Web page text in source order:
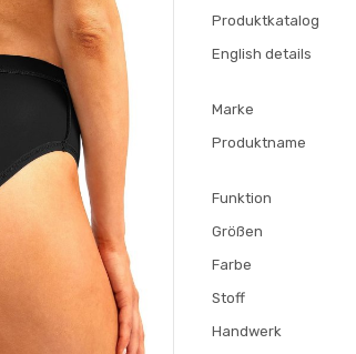
Produktkatalog
English details
Marke
Produktname
Funktion
Größen
Farbe
Stoff
Handwerk